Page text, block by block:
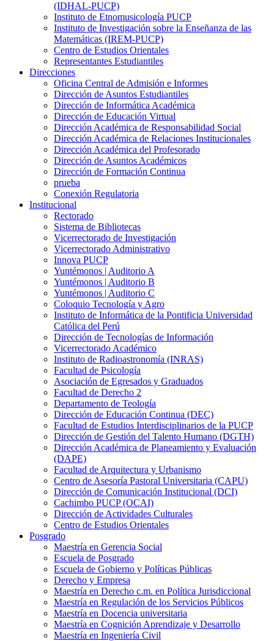
(IDHAL-PUCP)
Instituto de Etnomusicología PUCP
Instituto de Investigación sobre la Enseñanza de las
Matemáticas (IREM-PUCP)
Centro de Estudios Orientales
Representantes Estudiantiles
Direcciones
Oficina Central de Admisión e Informes
Dirección de Asuntos Estudiantiles
Dirección de Informática Académica
Dirección de Educación Virtual
Dirección Académica de Responsabilidad Social
Dirección Académica de Relaciones Institucionales
Dirección Académica del Profesorado
Dirección de Asuntos Académicos
Dirección de Formación Continua
prueba
Conexión Regulatoria
Institucional
Rectorado
Sistema de Bibliotecas
Vicerrectorado de Investigación
Vicerrectorado Administrativo
Innova PUCP
Yuntémonos | Auditorio A
Yuntémonos | Auditorio B
Yuntémonos | Auditorio C
Coloquio Tecnología y Agro
Instituto de Informática de la Pontificia Universidad
Católica del Perú
Dirección de Tecnologías de Información
Vicerrectorado Académico
Instituto de Radioastronomía (INRAS)
Facultad de Psicología
Asociación de Egresados y Graduados
Facultad de Derecho 2
Departamento de Teología
Dirección de Educación Continua (DEC)
Facultad de Estudios Interdisciplinarios de la PUCP
Dirección de Gestión del Talento Humano (DGTH)
Dirección Académica de Planeamiento y Evaluación
(DAPE)
Facultad de Arquitectura y Urbanismo
Centro de Asesoría Pastoral Universitaria (CAPU)
Dirección de Comunicación Institucional (DCI)
Cachimbo PUCP (OCAI)
Dirección de Actividades Culturales
Centro de Estudios Orientales
Posgrado
Maestría en Gerencia Social
Escuela de Posgrado
Escuela de Gobierno y Políticas Públicas
Derecho y Empresa
Maestría en Derecho c.m. en Política Jurisdiccional
Maestría en Regulación de los Servicios Públicos
Maestría en Docencia universitaria
Maestría en Cognición Aprendizaje y Desarrollo
Maestría en Ingeniería Civil